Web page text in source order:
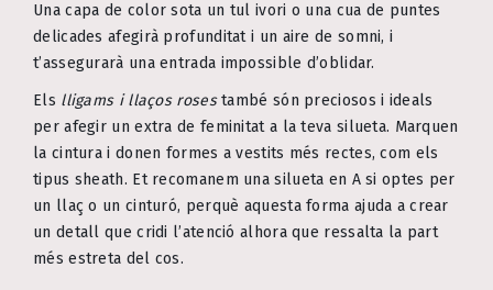
Una capa de color sota un tul ivori o una cua de puntes
delicades afegirà profunditat i un aire de somni, i
t’assegurarà una entrada impossible d’oblidar.
Els lligams i llaços rosestambé són preciosos i ideals
per afegir un extra de feminitat a la teva silueta. Marquen
la cintura i donen formes a vestits més rectes, com els
tipus sheath. Et recomanem una silueta en A si optes per
un llaç o un cinturó, perquè aquesta forma ajuda a crear
un detall que cridi l’atenció alhora que ressalta la part
més estreta del cos.